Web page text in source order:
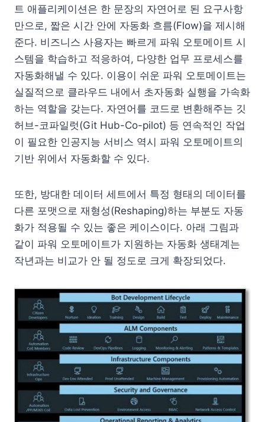
트 애플리케이션은 한 문장의 자연어로 된 요구사항
만으로, 짧은 시간 안에 자동화 흐름(Flow)을 제시해
준다. 비즈니스 사용자는 빠르게 파워 오토메이트 시
스템을 학습하고 적응하여, 다양한 업무 프로세스를
자동화해낼 수 있다. 이용이 쉬운 파워 오토메이트는
실질적으로 클라우드 내에서 초자동화 실행을 가속화
하는 역할을 갖는다. 자연어를 코드로 변환해주는 깃
허브-코파일럿(Git Hub-Co-pilot) 등 연속적인 작업
이 필요한 인공지능 서비스 역시 파워 오토메이트의
기반 위에서 자동화할 수 있다.
또한, 방대한 데이터 세트에서 특정 형태의 데이터를
다른 포맷으로 재형성(Reshaping)하는 부분도 자동
화가 적용될 수 있는 좋은 케이스이다. 아래 그림과
같이 파워 오토메이트가 지원하는 자동화 생태계는
작년과는 비교가 안 될 정도로 크게 확장되었다.